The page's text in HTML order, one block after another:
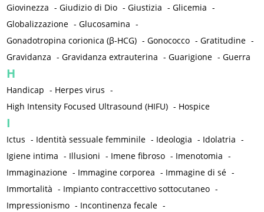
Giovinezza -Giudizio di Dio -Giustizia -Glicemia -
Globalizzazione -Glucosamina -
Gonadotropina corionica (β-HCG) -Gonococco -Gratitudine -
Gravidanza -Gravidanza extrauterina -Guarigione -Guerra
H
Handicap - Herpes virus -
High Intensity Focused Ultrasound (HIFU) - Hospice
I
Ictus - Identità sessuale femminile - Ideologia - Idolatria -
Igiene intima - Illusioni - Imene fibroso - Imenotomia -
Immaginazione - Immagine corporea - Immagine di sé -
Immortalità - Impianto contraccettivo sottocutaneo -
Impressionismo - Incontinenza fecale -